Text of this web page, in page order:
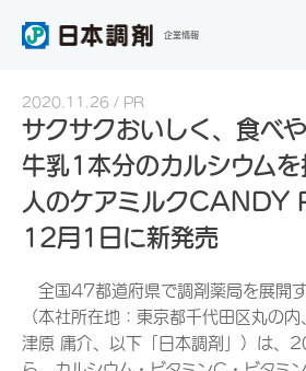
企業情報
2020.11.26 PR
サクサクおいしく、食べ
牛乳1本分のカルシウム
人のケアミルクCANDY
12月1日に新発売
全国47都道府県で調剤薬局を展開
（本社所在地：東京都千代田区丸の
津原 庸介、以下「日本調剤」）は